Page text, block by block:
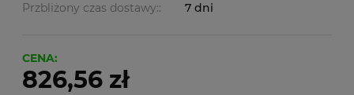
Przbliżony czas dostawy::
7 dni
CENA:
826,56 zł